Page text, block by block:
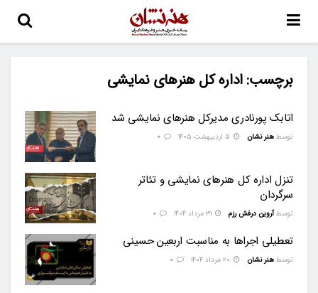
برچسب:اداره کل هنرهای نمایشی
اتابک پورنادری مدیرکل هنرهای نمایشی شد
توسط هنر نشان
تنزل اداره کل هنرهای نمایشی و تئاتر
سرگردان
توسط آروین درفش رزم
تعطیلی اجراها به مناسبت اربعین حسینی
توسط هنر نشان